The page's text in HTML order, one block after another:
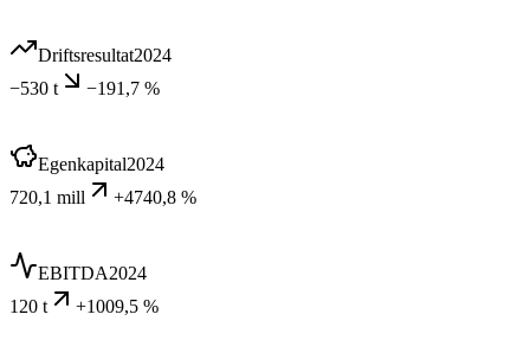
Driftsresultat2024
−530 t
−191,7 %
Egenkapital2024
720,1 mill
+4740,8 %
EBITDA2024
120 t
+1009,5 %